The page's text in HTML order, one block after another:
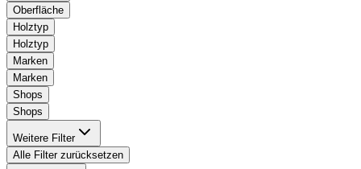
Oberfläche
Holztyp
Holztyp
Marken
Marken
Shops
Shops
Weitere Filter
Alle Filter zurücksetzen